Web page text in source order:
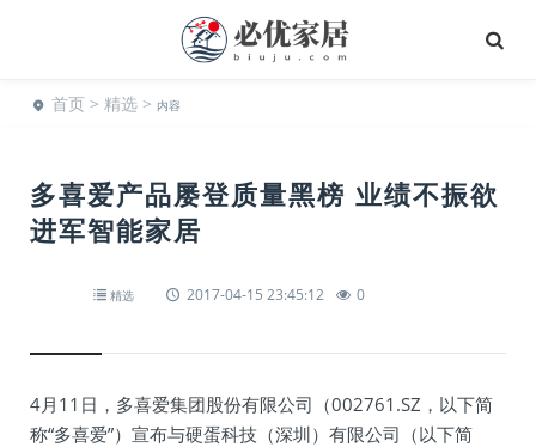
首页 > 精选 > 内容
多喜爱产品屡登质量黑榜 业绩不振欲
进军智能家居
精选 2017-04-15 23:45:12 0
4月11日，多喜爱集团股份有限公司（002761.SZ，以下简
称“多喜爱”）宣布与硬蛋科技（深圳）有限公司（以下简